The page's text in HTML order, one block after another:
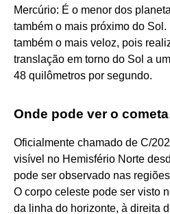
Mercúrio: É o menor dos
também o mais próximo do
também o mais veloz, pois
translação em torno do Sol a
48 quilômetros por segundo.
Onde pode ver o
Oficialmente chamado de C/
visível no Hemisfério Norte
pode ser observado nas
O corpo celeste pode ser visto
da linha do horizonte, à direita